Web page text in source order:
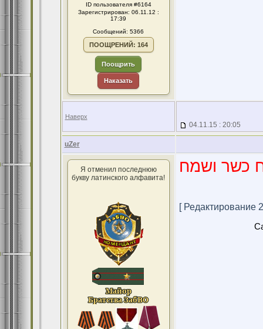
ID пользователя #6164
Зарегистрирован: 06.11.12 :
17:39
Сообщений: 5366
ПООЩРЕНИЙ: 164
Поощрить
Наказать
Наверх
04.11.15 : 20:05
uZer
Я отменил последнюю
букву латинского алфавита!
כשר ושמח
[ Редактирование